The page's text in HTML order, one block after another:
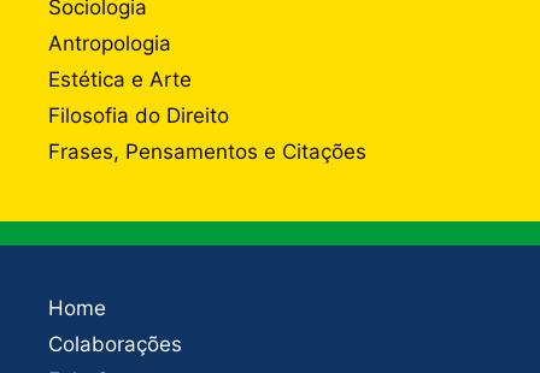
Sociologia
Antropologia
Estética e Arte
Filosofia do Direito
Frases, Pensamentos e Citações
Home
Colaborações